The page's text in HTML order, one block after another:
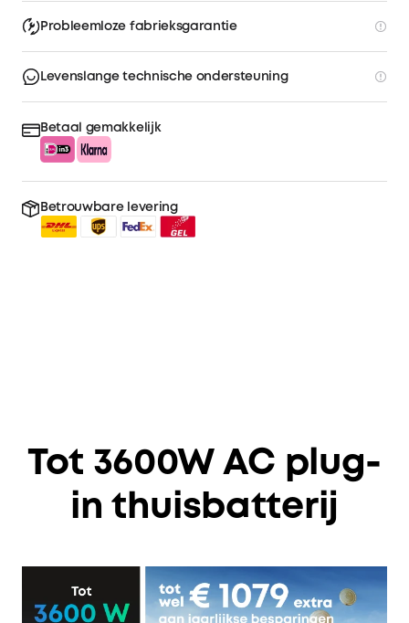
Probleemloze fabrieksgarantie
Levenslange technische ondersteuning
Betaal gemakkelijk
Betrouwbare levering
Tot 3600W AC plug-
in thuisbatterij